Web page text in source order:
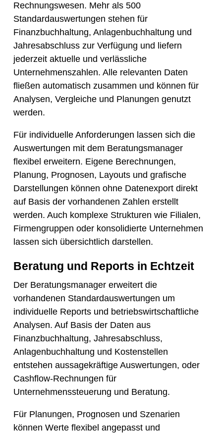
Rechnungswesen. Mehr als 500
Standardauswertungen stehen für
Finanzbuchhaltung, Anlagenbuchhaltung und
Jahresabschluss zur Verfügung und liefern
jederzeit aktuelle und verlässliche
Unternehmenszahlen. Alle relevanten Daten
fließen automatisch zusammen und können für
Analysen, Vergleiche und Planungen genutzt
werden.
Für individuelle Anforderungen lassen sich die
Auswertungen mit dem Beratungsmanager
flexibel erweitern. Eigene Berechnungen,
Planung, Prognosen, Layouts und grafische
Darstellungen können ohne Datenexport direkt
auf Basis der vorhandenen Zahlen erstellt
werden. Auch komplexe Strukturen wie Filialen,
Firmengruppen oder konsolidierte Unternehmen
lassen sich übersichtlich darstellen.
Beratung und Reports in Echtzeit
Der Beratungsmanager erweitert die
vorhandenen Standardauswertungen um
individuelle Reports und betriebswirtschaftliche
Analysen. Auf Basis der Daten aus
Finanzbuchhaltung, Jahresabschluss,
Anlagenbuchhaltung und Kostenstellen
entstehen aussagekräftige Auswertungen, oder
Cashflow-Rechnungen für
Unternehmenssteuerung und Beratung.
Für Planungen, Prognosen und Szenarien
können Werte flexibel angepasst und